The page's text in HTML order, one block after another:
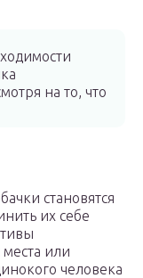
на то, что
становятся
их себе
или
человека